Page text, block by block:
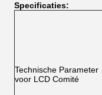
Specificaties:
Technische Parameter
voor LCD Comité